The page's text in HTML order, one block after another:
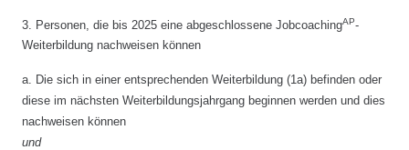
3. Personen, die bis 2025 eine abgeschlossene JobcoachingAP-
Weiterbildung nachweisen können
a. Die sich in einer entsprechenden Weiterbildung (1a) befinden oder
diese im nächsten Weiterbildungsjahrgang beginnen werden und dies
nachweisen können
und